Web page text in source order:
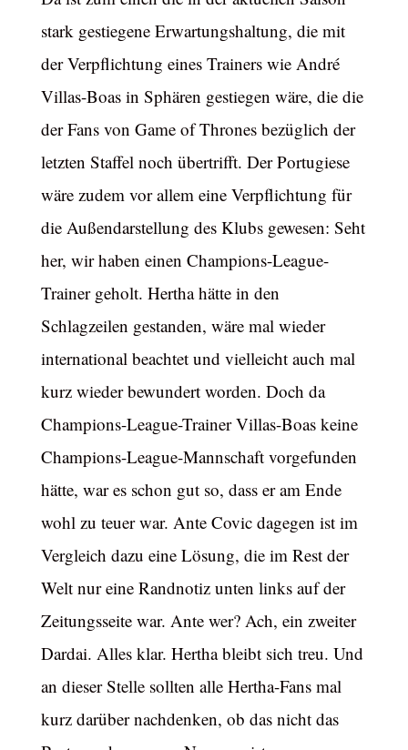
stark gestiegene Erwartungshaltung, die mit
der Verpflichtung eines Trainers wie André
Villas-Boas in Sphären gestiegen wäre, die die
der Fans von Game of Thrones bezüglich der
letzten Staffel noch übertrifft. Der Portugiese
wäre zudem vor allem eine Verpflichtung für
die Außendarstellung des Klubs gewesen: Seht
her, wir haben einen Champions-League-
Trainer geholt. Hertha hätte in den
Schlagzeilen gestanden, wäre mal wieder
international beachtet und vielleicht auch mal
kurz wieder bewundert worden. Doch da
Champions-League-Trainer Villas-Boas keine
Champions-League-Mannschaft vorgefunden
hätte, war es schon gut so, dass er am Ende
wohl zu teuer war. Ante Covic dagegen ist im
Vergleich dazu eine Lösung, die im Rest der
Welt nur eine Randnotiz unten links auf der
Zeitungsseite war. Ante wer? Ach, ein zweiter
Dardai. Alles klar. Hertha bleibt sich treu. Und
an dieser Stelle sollten alle Hertha-Fans mal
kurz darüber nachdenken, ob das nicht das